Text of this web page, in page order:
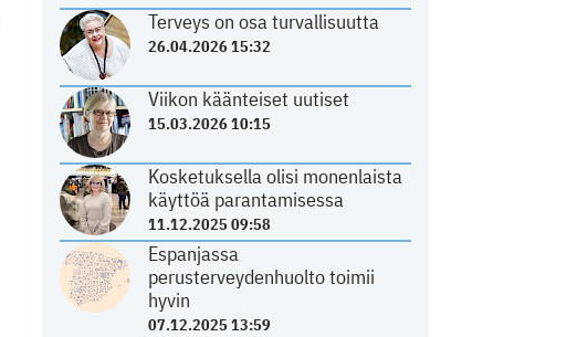
Terveys on osa turvallisuutta
26.04.2026 15:32
Viikon käänteiset uutiset
15.03.2026 10:15
Kosketuksella olisi monenlaista
käyttöä parantamisessa
11.12.2025 09:58
Espanjassa
perusterveydenhuolto toimii
hyvin
07.12.2025 13:59